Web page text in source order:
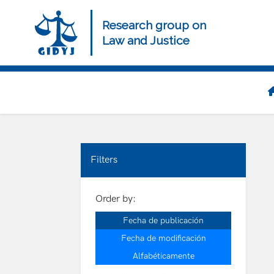
Research group on
Law and Justice
principal
Filters
Order by:
Fecha de publicación
Fecha de modificación
Alfabéticamente